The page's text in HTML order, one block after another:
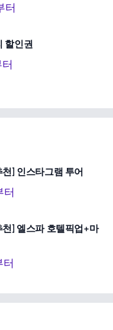
터
할인권
] 인스타그램 투어
터
천] 엘스파 호텔픽업+마